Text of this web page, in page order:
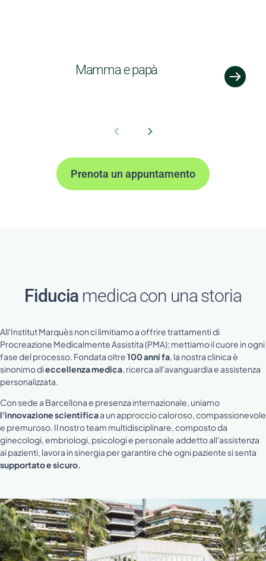
Mamma e papà
Prenota un appuntamento
Fiducia medica con una storia
All'Institut Marquès non ci limitiamo a offrire trattamenti di
Procreazione Medicalmente Assistita (PMA); mettiamo il cuore in ogni
fase del processo. Fondata oltre100 anni fa, la nostra clinica è
sinonimo dieccellenza medica, ricerca all'avanguardia e assistenza
personalizzata.
Con sede a Barcellona e presenza internazionale, uniamo
l'innovazione scientificaa un approccio caloroso, compassionevole
e premuroso. Il nostro team multidisciplinare, composto da
ginecologi, embriologi, psicologi e personale addetto all'assistenza
ai pazienti, lavora in sinergia per garantire che ogni paziente si senta
supportato e sicuro.